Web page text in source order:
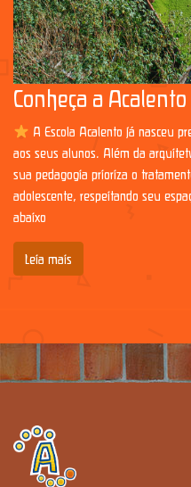
Conheça a Acalento
A Escola Acalento já nasceu
aos seus alunos. Além da
sua pedagogia prioriza o
adolescente, respeitando seu
abaixo
Leia mais